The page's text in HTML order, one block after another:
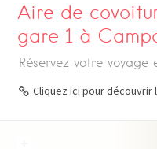
Aire de
gare 1 à
Réservez votre voyage
Cliquez ici pour découvrir